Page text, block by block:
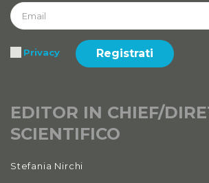
Privacy Registrati
EDITOR IN CHIEF/
SCIENTIFICO
Stefania Nirchi